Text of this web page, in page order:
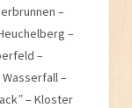
–
–
–
–
– Kloster